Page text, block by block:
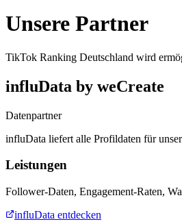
Unsere Partner
TikTok Ranking Deutschland wird
influData by weCreate
Datenpartner
influData liefert alle Profildaten für
Leistungen
Follower-Daten, Engagement-Raten,
influData entdecken